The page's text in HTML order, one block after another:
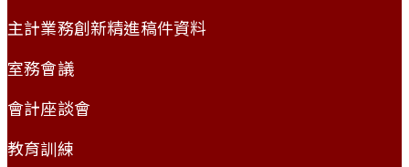
主計業務創新精進稿件資料
室務會議
會計座談會
教育訓練